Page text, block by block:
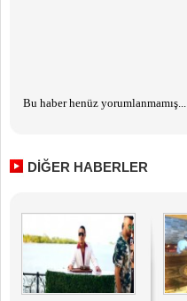
Bu haber henüz yorumlanmamış...
DİĞER HABERLER